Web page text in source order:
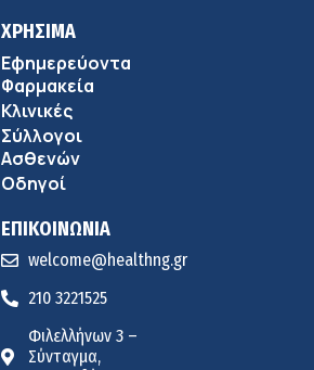
ΧΡΗΣΙΜΑ
Εφημερεύοντα
Φαρμακεία
Κλινικές
Σύλλογοι
Ασθενών
Οδηγοί
ΕΠΙΚΟΙΝΩΝΙΑ
welcome@healthng.gr
210 3221525
Φιλελλήνων 3 –
Σύνταγμα,